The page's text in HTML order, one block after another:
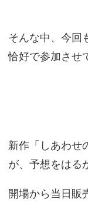
そんな中、今回
恰好で参加させ
新作「しあわせ
が、予想をはる
開場から当日販